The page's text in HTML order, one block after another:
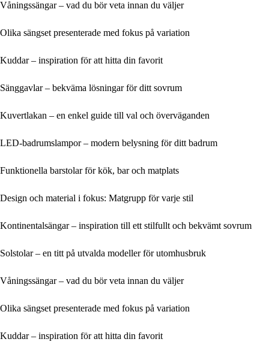
Våningssängar – vad du bör veta innan du väljer
Olika sängset presenterade med fokus på variation
Kuddar – inspiration för att hitta din favorit
Sänggavlar – bekväma lösningar för ditt sovrum
Kuvertlakan – en enkel guide till val och överväganden
LED-badrumslampor – modern belysning för ditt badrum
Funktionella barstolar för kök, bar och matplats
Design och material i fokus: Matgrupp för varje stil
Kontinentalsängar – inspiration till ett stilfullt och bekvämt sovrum
Solstolar – en titt på utvalda modeller för utomhusbruk
Våningssängar – vad du bör veta innan du väljer
Olika sängset presenterade med fokus på variation
Kuddar – inspiration för att hitta din favorit